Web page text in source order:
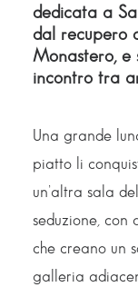
dedicata a
dal recupero
Monastero, e
incontro tra
Una grande
piatto li
un’altra sala
seduzione, con
che creano un
galleria